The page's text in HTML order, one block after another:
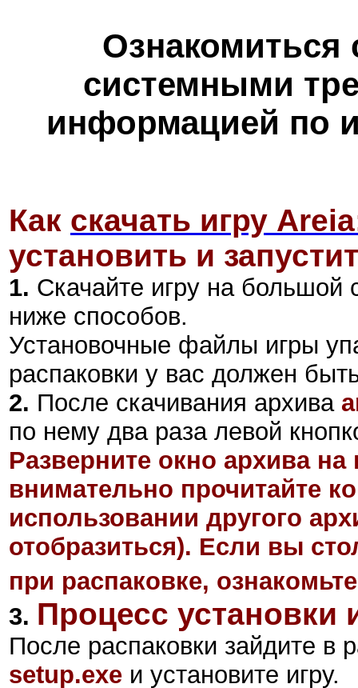
Ознакомиться
системными
информацией по
Как скачать игру
установить и
1. Скачайте игру на большой
ниже способов.
Установочные файлы игры
распаковки у вас должен
2. После скачивания архива
по нему два раза левой
Разверните окно архива на
внимательно прочитайте
использовании другого
отобразиться). Если вы
при распаковке,
3. Процесс установки
После распаковки зайдите в
setup.exe и установите игру.